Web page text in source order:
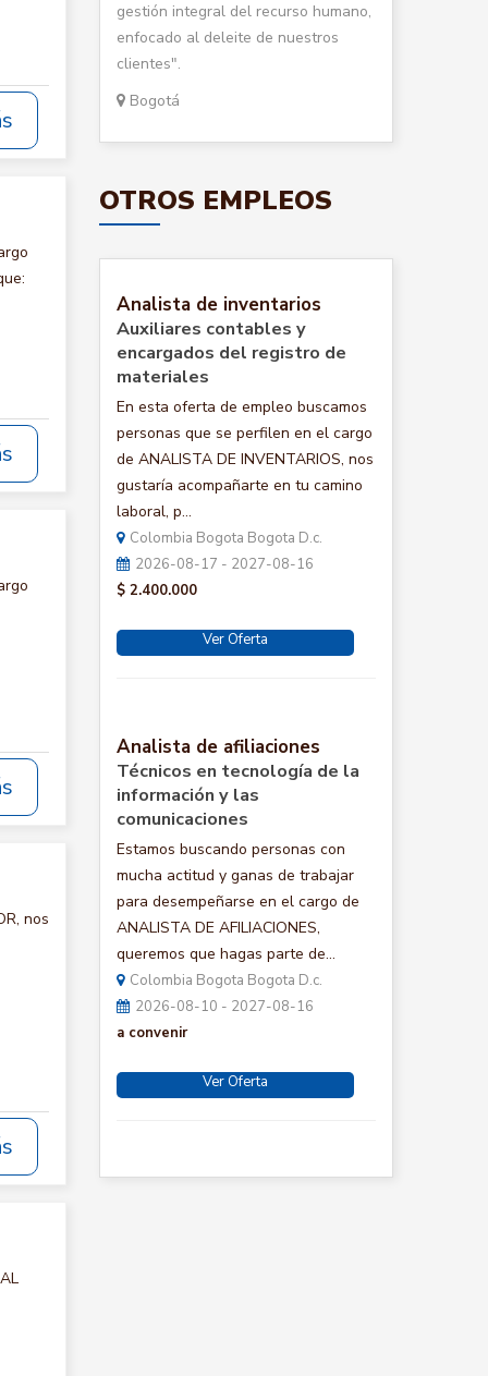
nos
gestión integral del recurso humano,
enfocado al deleite de nuestros
clientes".
Bogotá
OTROS EMPLEOS
Analista de inventarios
Auxiliares contables y
encargados del registro de
materiales
En esta oferta de empleo buscamos
personas que se perfilen en el cargo
de ANALISTA DE INVENTARIOS, nos
gustaría acompañarte en tu camino
laboral, p...
Colombia Bogota Bogota D.c.
2026-08-17 - 2027-08-16
$ 2.400.000
Ver Oferta
Analista de afiliaciones
Técnicos en tecnología de la
información y las
comunicaciones
Estamos buscando personas con
mucha actitud y ganas de trabajar
para desempeñarse en el cargo de
ANALISTA DE AFILIACIONES,
queremos que hagas parte de...
Colombia Bogota Bogota D.c.
2026-08-10 - 2027-08-16
a convenir
Ver Oferta